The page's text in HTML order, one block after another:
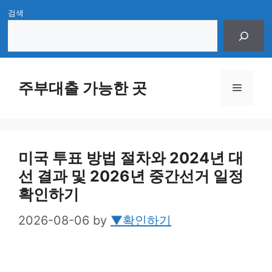
Skip
content
검색
주부대출 가능한 곳 Menu
미국 투표 방법 절차와 2024년 대
선 결과 및 2026년 중간선거 일정
확인하기
2026-08-06 by ▼확인하기